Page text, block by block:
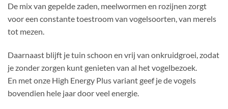
De mix van gepelde zaden, meelwormen en rozijnen zorgt
voor een constante toestroom van vogelsoorten, van merels
tot mezen.
Daarnaast blijft je tuin schoon en vrij van onkruidgroei, zodat
je zonder zorgen kunt genieten van al het vogelbezoek.
En met onze High Energy Plus variant geef je de vogels
bovendien hele jaar door veel energie.